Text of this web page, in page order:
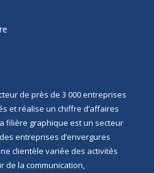
de près de 3 000 entreprises
et réalise un chiffre d’affaires
filière graphique est un secteur
entreprises d’envergures
clientèle variée des activités
de la communication,